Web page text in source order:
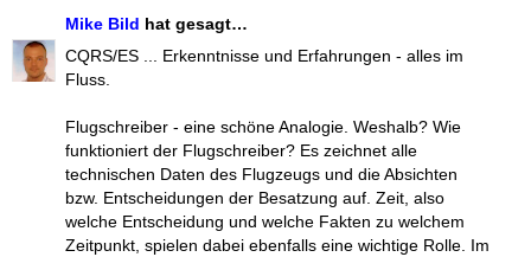
Mike Bild hat gesagt…
CQRS/ES ... Erkenntnisse und Erfahrungen - alles im
Fluss.
Flugschreiber - eine schöne Analogie. Weshalb? Wie
funktioniert der Flugschreiber? Es zeichnet alle
technischen Daten des Flugzeugs und die Absichten
bzw. Entscheidungen der Besatzung auf. Zeit, also
welche Entscheidung und welche Fakten zu welchem
Zeitpunkt, spielen dabei ebenfalls eine wichtige Rolle. Im